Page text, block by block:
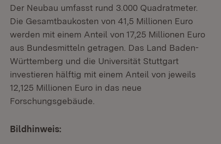
Der Neubau umfasst rund 3.000 Quadratmeter.
Die Gesamtbaukosten von 41,5 Millionen Euro
werden mit einem Anteil von 17,25 Millionen Euro
aus Bundesmitteln getragen. Das Land Baden-
Württemberg und die Universität Stuttgart
investieren hälftig mit einem Anteil von jeweils
12,125 Millionen Euro in das neue
Forschungsgebäude.
Bildhinweis: